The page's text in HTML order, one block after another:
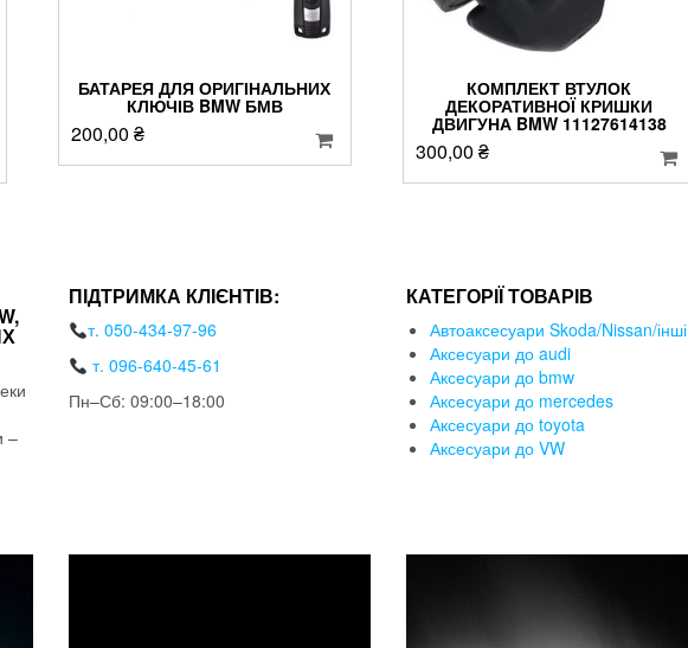
БАТАРЕЯ ДЛЯ ОРИГІНАЛЬНИХ
КЛЮЧІВ BMW БМВ
200,00 ₴
КОМПЛЕКТ ВТУЛОК
ДЕКОРАТИВНОЇ КРИШКИ
ДВИГУНА BMW 11127614138
300,00 ₴
–
ПІДТРИМКА КЛІЄНТІВ:
т. 050-434-97-96
т. 096-640-45-61
Пн–Сб: 09:00–18:00
КАТЕГОРІЇ ТОВАРІВ
Автоаксесуари Skoda/Nissan/інші
Аксесуари до audi
Аксесуари до bmw
Аксесуари до mercedes
Аксесуари до toyota
Аксесуари до VW